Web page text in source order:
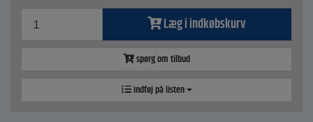
Læg i indkøbskurv
spørg om tilbud
Indføj på listen